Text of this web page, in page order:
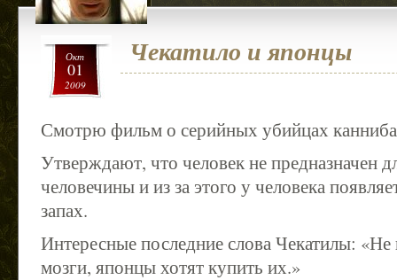
Окт
01
2009
Чекатило и японцы
Смотрю фильм о серийных убийцах
Утверждают, что человек не предназначен
человечины и из за этого у человека
запах.
Интересные последние слова Чекатилы:
мозги, японцы хотят купить их.»